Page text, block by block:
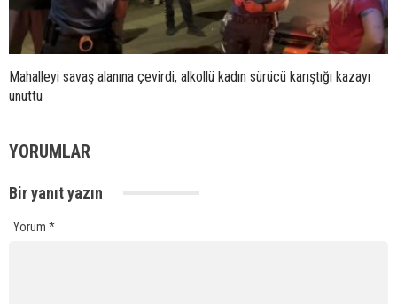
Mahalleyi savaş alanına çevirdi, alkollü kadın sürücü karıştığı kazayı
unuttu
YORUMLAR
Bir yanıt yazın
Yorum *